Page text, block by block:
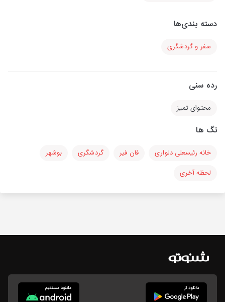
دسته بندی‌ها
سفر و گردشگری
رده سنی
محتوای تمیز
تگ ها
خانه رئیسعلی دلواری فان فیر گردشگری
بوشهر
لحظه آخری